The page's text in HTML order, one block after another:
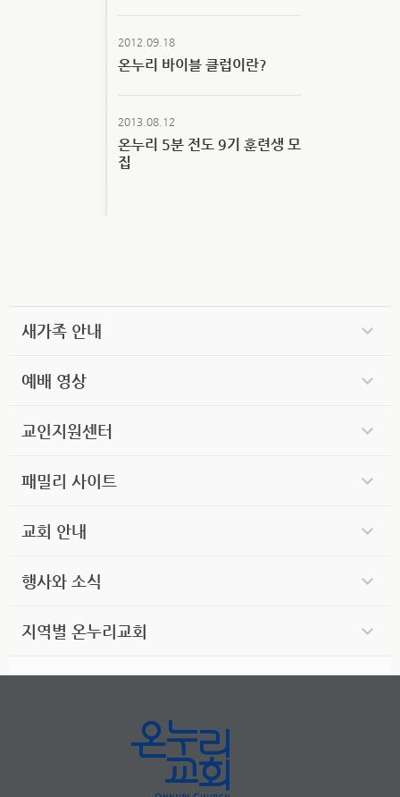
2012.09.18
온누리 바이블 클럽이란?
2013.08.12
온누리 5분 전도 9기 훈련생 모
집
새가족 안내
예배 영상
교인지원센터
패밀리 사이트
교회 안내
행사와 소식
지역별 온누리교회